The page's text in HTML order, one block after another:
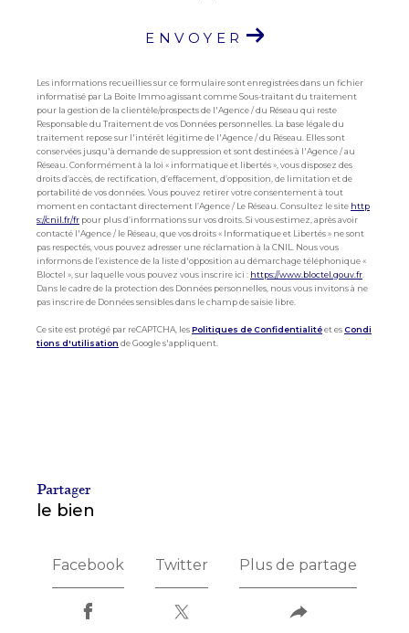
ENVOYER
Les informations recueillies sur ce formulaire sont enregistrées dans un fichier
informatisé par La Boite Immo agissant comme Sous-traitant du traitement
pour la gestion de la clientèle/prospects de l'Agence / du Réseau qui reste
Responsable du Traitement de vos Données personnelles. La base légale du
traitement repose sur l'intérêt légitime de l'Agence / du Réseau. Elles sont
conservées jusqu'à demande de suppression et sont destinées à l'Agence / au
Réseau. Conformément à la loi « informatique et libertés », vous disposez des
droits d’accès, de rectification, d’effacement, d’opposition, de limitation et de
portabilité de vos données. Vous pouvez retirer votre consentement à tout
moment en contactant directement l’Agence / Le Réseau. Consultez le site http
s://cnil.fr/fr pour plus d’informations sur vos droits. Si vous estimez, après avoir
contacté l'Agence / le Réseau, que vos droits « Informatique et Libertés » ne sont
pas respectés, vous pouvez adresser une réclamation à la CNIL. Nous vous
informons de l’existence de la liste d'opposition au démarchage téléphonique «
Bloctel », sur laquelle vous pouvez vous inscrire ici : https://www.bloctel.gouv.fr.
Dans le cadre de la protection des Données personnelles, nous vous invitons à ne
pas inscrire de Données sensibles dans le champ de saisie libre.
Ce site est protégé par reCAPTCHA, lesPolitiques de Confidentialitéet es Condi
tions d'utilisation de Google s'appliquent.
partager
le bien
Facebook Twitter Plus de partage